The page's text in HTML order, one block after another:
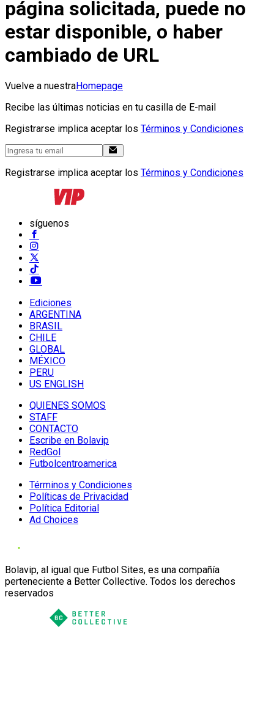
página solicitada, puede no
estar disponible, o haber
cambiado de URL
Vuelve a nuestraHomepage
Recibe las últimas noticias en tu casilla de E-mail
Registrarse implica aceptar los Términos y Condiciones
Registrarse implica aceptar los Términos y Condiciones
síguenos
Ediciones
ARGENTINA
BRASIL
CHILE
GLOBAL
MÉXICO
PERU
US ENGLISH
QUIENES SOMOS
STAFF
CONTACTO
Escribe en Bolavip
RedGol
Futbolcentroamerica
Términos y Condiciones
Políticas de Privacidad
Política Editorial
Ad Choices
Bolavip, al igual que Futbol Sites, es una compañía
perteneciente a Better Collective. Todos los derechos
reservados